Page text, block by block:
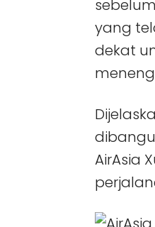
yang
dekat
AirAsia